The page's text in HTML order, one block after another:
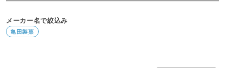
メーカー名で絞込み
亀田製菓